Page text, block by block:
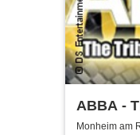
ABBA -
Show
Monheim am